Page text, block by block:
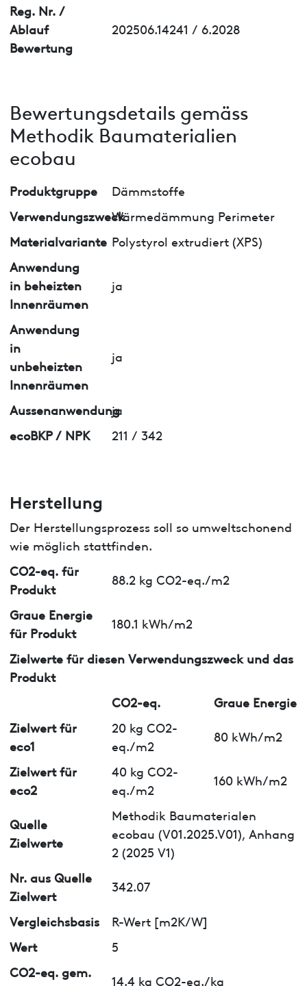
Reg. Nr. /
Ablauf
Bewertung
202506.14241 / 6.2028
Bewertungsdetails gemäss
Methodik Baumaterialien
ecobau
Produktgruppe
Dämmstoffe
VerwendungszweckWärmedämmung Perimeter
Materialvariante Polystyrol extrudiert (XPS)
Anwendung
in beheizten
Innenräumen
ja
Anwendung
in
unbeheizten
Innenräumen
ja
Aussenanwendung
ja
ecoBKP / NPK
211 / 342
Herstellung
Der Herstellungsprozess soll so umweltschonend
wie möglich stattfinden.
CO2-eq. für
Produkt
88.2 kg CO2-eq./m2
Graue Energie
für Produkt
180.1 kWh/m2
Zielwerte für diesen Verwendungszweck und das
Produkt
CO2-eq.
Graue Energie
Zielwert für
eco1
20 kg CO2-
eq./m2
80 kWh/m2
Zielwert für
eco2
40 kg CO2-
eq./m2
160 kWh/m2
Quelle
Zielwerte
Methodik Baumaterialen
ecobau (V01.2025.V01), Anhang
2 (2025 V1)
Nr. aus Quelle
Zielwert
342.07
Vergleichsbasis
R-Wert [m2K/W]
Wert
5
CO2-eq. gem.
14.4 kg CO2-eq./kg